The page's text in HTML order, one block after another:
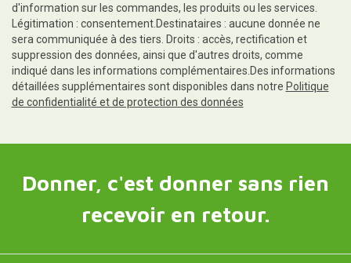
d'information sur les commandes, les produits ou les services.
Légitimation : consentement.Destinataires : aucune donnée ne
sera communiquée à des tiers. Droits : accès, rectification et
suppression des données, ainsi que d'autres droits, comme
indiqué dans les informations complémentaires.Des informations
détaillées supplémentaires sont disponibles dans notre Politique
de confidentialité et de protection des données
Donner, c'est donner sans rien
recevoir en retour.